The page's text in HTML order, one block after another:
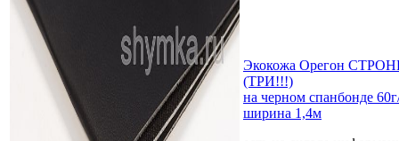
Экокожа Орегон
(ТРИ!!!)
на черном спанбонде
ширина 1,4м